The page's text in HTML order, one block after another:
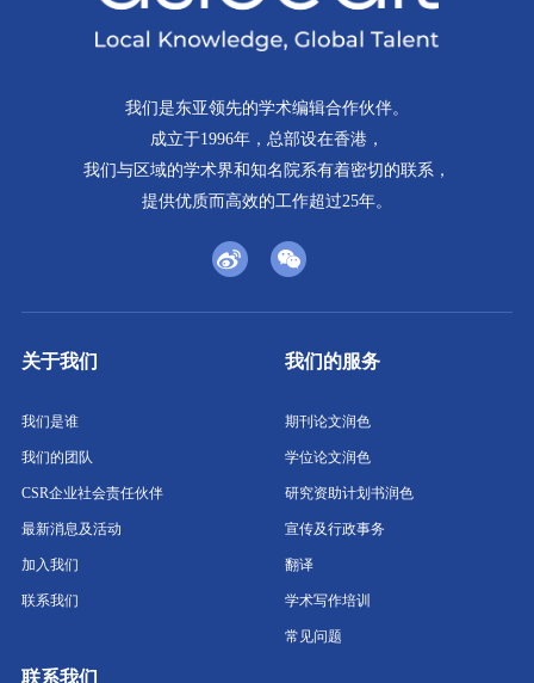
我们是东亚领先的学术编辑合作伙伴。
成立于1996年，总部设在香港，
我们与区域的学术界和知名院系有着密切的联系，
提供优质而高效的工作超过25年。
关于我们
我们是谁
我们的团队
CSR企业社会责任伙伴
最新消息及活动
加入我们
联系我们
我们的服务
期刊论文润色
学位论文润色
研究资助计划书润色
宣传及行政事务
翻译
学术写作培训
常见问题
联系我们